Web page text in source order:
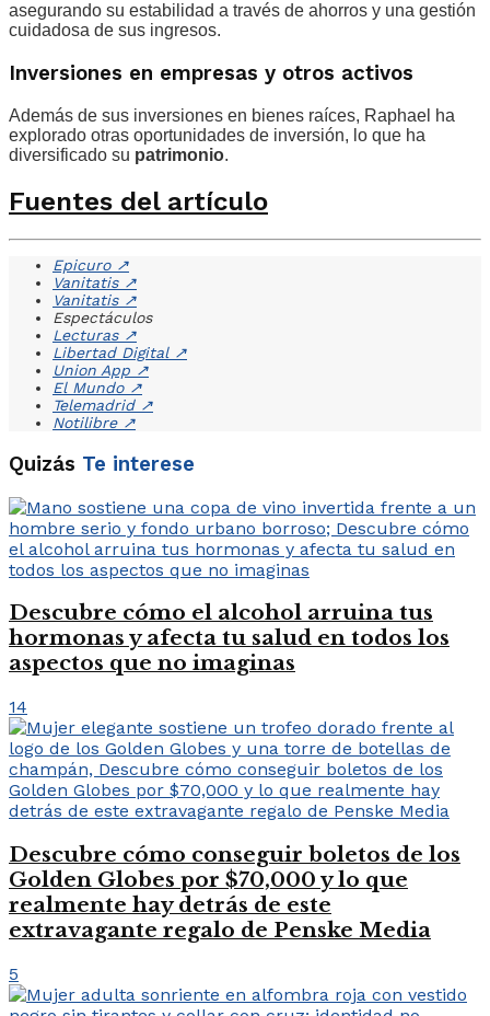
asegurando su estabilidad a través de ahorros y una gestión
cuidadosa de sus ingresos.
Inversiones en empresas y otros activos
Además de sus inversiones en bienes raíces, Raphael ha
explorado otras oportunidades de inversión, lo que ha
diversificado su patrimonio.
Fuentes del artículo
Epicuro ↗
Vanitatis ↗
Vanitatis ↗
Espectáculos
Lecturas ↗
Libertad Digital ↗
Union App ↗
El Mundo ↗
Telemadrid ↗
Notilibre ↗
Quizás Te interese
Descubre cómo el alcohol arruina tus
hormonas y afecta tu salud en todos los
aspectos que no imaginas
14
Descubre cómo conseguir boletos de los
Golden Globes por $70,000 y lo que
realmente hay detrás de este
extravagante regalo de Penske Media
5